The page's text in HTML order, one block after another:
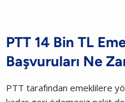
PTT 14 Bin TL
Başvuruları Ne
PTT tarafından emeklilere